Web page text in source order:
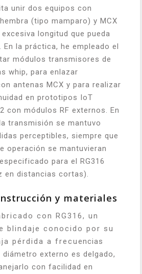
unir dos equipos con
(tipo mamparo) y MCX
longitud que pueda
En la práctica, he empleado el
módulos transmisores de
whip, para enlazar
antenas MCX y para realizar
en prototipos IoT
con módulos RF externos. En
transmisión se mantuvo
perceptibles, siempre que
operación se mantuvieran
para el RG316
en distancias cortas).
y materiales
con RG316, un
blindaje conocido por su
pérdida a frecuencias
diámetro externo es delgado,
con facilidad en